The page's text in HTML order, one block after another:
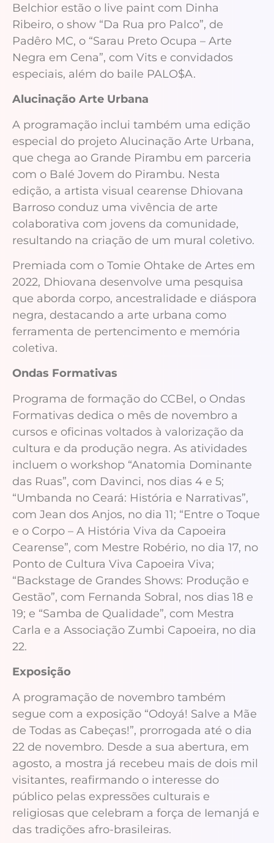
Belchior estão o live paint com Dinha
Ribeiro, o show “Da Rua pro Palco”, de
Padêro MC, o “Sarau Preto Ocupa – Arte
Negra em Cena”, com Vits e convidados
especiais, além do baile PALO$A.
Alucinação Arte Urbana
A programação inclui também uma edição
especial do projeto Alucinação Arte Urbana,
que chega ao Grande Pirambu em parceria
com o Balé Jovem do Pirambu. Nesta
edição, a artista visual cearense Dhiovana
Barroso conduz uma vivência de arte
colaborativa com jovens da comunidade,
resultando na criação de um mural coletivo.
Premiada com o Tomie Ohtake de Artes em
2022, Dhiovana desenvolve uma pesquisa
que aborda corpo, ancestralidade e diáspora
negra, destacando a arte urbana como
ferramenta de pertencimento e memória
coletiva.
Ondas Formativas
Programa de formação do CCBel, o Ondas
Formativas dedica o mês de novembro a
cursos e oficinas voltados à valorização da
cultura e da produção negra. As atividades
incluem o workshop “Anatomia Dominante
das Ruas”, com Davinci, nos dias 4 e 5;
“Umbanda no Ceará: História e Narrativas”,
com Jean dos Anjos, no dia 11; “Entre o Toque
e o Corpo – A História Viva da Capoeira
Cearense”, com Mestre Robério, no dia 17, no
Ponto de Cultura Viva Capoeira Viva;
“Backstage de Grandes Shows: Produção e
Gestão”, com Fernanda Sobral, nos dias 18 e
19; e “Samba de Qualidade”, com Mestra
Carla e a Associação Zumbi Capoeira, no dia
22.
Exposição
A programação de novembro também
segue com a exposição “Odoyá! Salve a Mãe
de Todas as Cabeças!”, prorrogada até o dia
22 de novembro. Desde a sua abertura, em
agosto, a mostra já recebeu mais de dois mil
visitantes, reafirmando o interesse do
público pelas expressões culturais e
religiosas que celebram a força de Iemanjá e
das tradições afro-brasileiras.